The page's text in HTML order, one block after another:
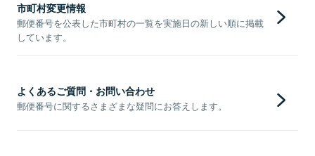
市町村変更情報
郵便番号を公表した市町村の一覧を実施日の新しい順に掲載
しています。
よくあるご質問・お問い合わせ
郵便番号に関するさまざまな疑問にお答えします。